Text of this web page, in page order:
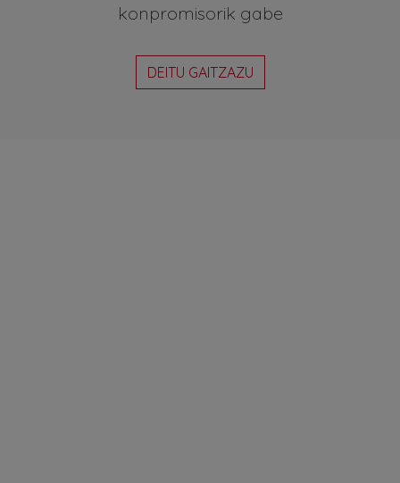
konpromisorik gabe
DEITU GAITZAZU